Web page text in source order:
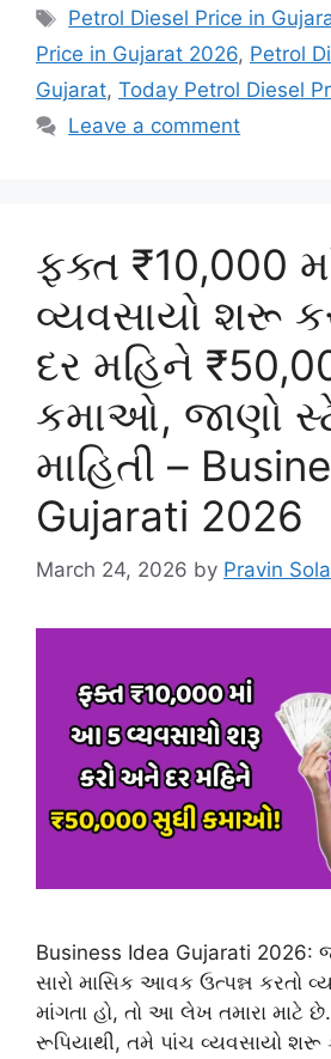
Tags
Petrol Diesel Price in
Price in Gujarat 2026, Petrol
Gujarat, Today Petrol Diesel
Leave a comment
ફક્ત ₹10,000
વ્યવસાયો શરૂ
દર મહિને
કમાઓ, જાણો
માહિતી –
Gujarati 2026
March 24, 2026 by Pravin
Business Idea Gujarati 2026:
સારો માસિક આવક ઉત્પન્ન કરતો
માંગતા હો, તો આ લેખ તમારા માટે
રૂપિયાથી, તમે પાંચ વ્યવસાયો શરૂ